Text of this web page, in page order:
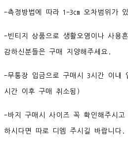
-측정방법에 따라 1-3cm 오차범위가
-빈티지 상품으로 생활오염이나 사용
감하신분들은 구매 지양해주세요.
-무통장 입금으로 구매시 3시간 이내
시간 이후 구매 취소됨)
-바지 구매시 사이즈 꼭 확인해주시
하시다면 따로 디엠 주시길 바랍니다.